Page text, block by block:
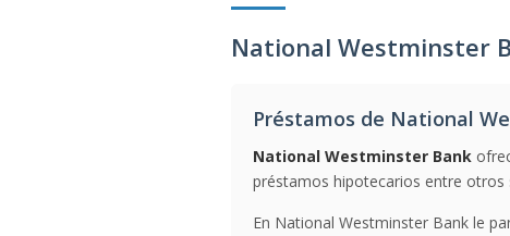
National Westminster
Préstamos de National
National Westminster Bank
préstamos hipotecarios entre otros
En National Westminster Bank le